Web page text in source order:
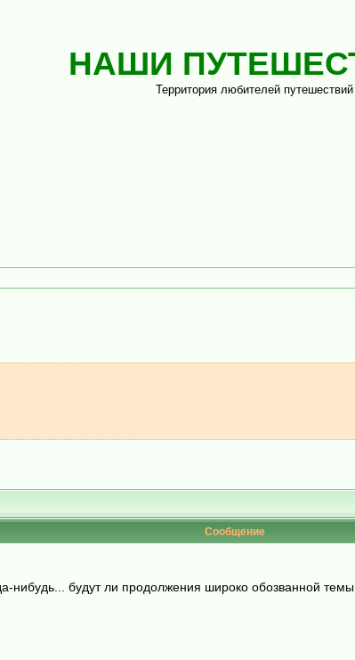
НАШИ
Территория любителей путешествий
Сообщение
нибудь... будут ли продолжения широко обозванной